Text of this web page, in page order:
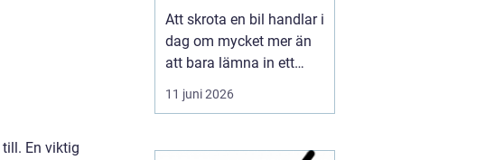
En viktig
smarta reservdelar
Att skrota en bil handlar i
dag om mycket mer än
att bara lämna in ett
gammalt fordon. För
många bilägare i och
bildemontering
11 juni 2026